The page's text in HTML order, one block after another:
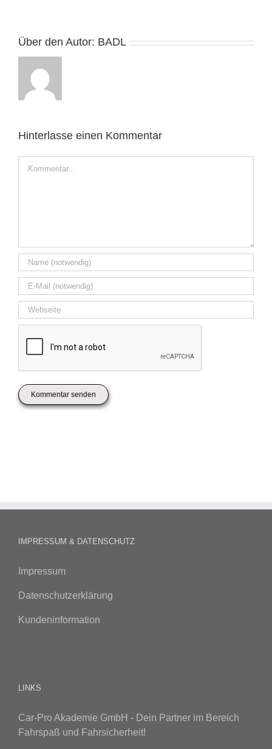
Über den Autor: BADL
Hinterlasse einen Kommentar
IMPRESSUM & DATENSCHUTZ
Impressum
Datenschutzerklärung
Kundeninformation
LINKS
Car-Pro Akademie GmbH - Dein Partner im Bereich
Fahrspaß und Fahrsicherheit!